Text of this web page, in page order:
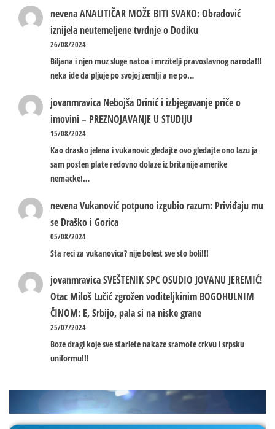
nevenaANALITIČAR MOŽE BITI SVAKO: Obradović
iznijela neutemeljene tvrdnje o Dodiku
26/08/2024
Biljana i njen muz sluge natoa i mrzitelji pravoslavnog naroda!!!
neka ide da pljuje po svojoj zemlji a ne po…
jovanmravica Nebojša Drinić i izbjegavanje priče o
imovini – PREZNOJAVANJE U STUDIJU
15/08/2024
Kao drasko jelena i vukanovic gledajte ovo gledajte ono lazu ja
sam posten plate redovno dolaze iz britanije amerike
nemacke!…
nevenaVukanović potpuno izgubio razum: Priviđaju mu
se Draško i Gorica
05/08/2024
Sta reci za vukanovica? nije bolest sve sto boli!!!
jovanmravicaSVEŠTENIK SPC OSUDIO JOVANU JEREMIĆ!
Otac Miloš Lučić zgrožen voditeljkinim BOGOHULNIM
ČINOM: E, Srbijo, pala si na niske grane
25/07/2024
Boze dragi koje sve starlete nakaze sramote crkvu i srpsku
uniformu!!!